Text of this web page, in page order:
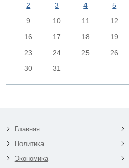
2
3 4 5
9
10 11 12
16
17 18 19
23
24 25 26
30
31
Главная
Политика
Экономика